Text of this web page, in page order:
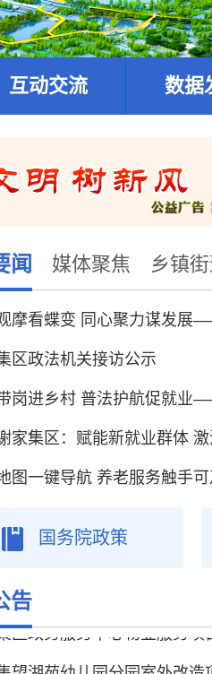
互动交流 数据
闻 媒体聚焦 乡镇
区政法机关接访公示
家集区：赋能新就业群体 激
图一键导航 养老服务触手可
国务院政策
告